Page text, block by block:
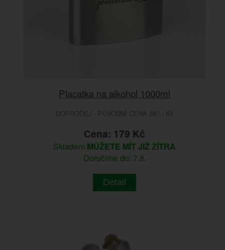
Placatka na alkohol 1000ml
DOPRODEJ - PŮVODNÍ CENA 387.- Kč
Cena: 179 Kč
Skladem MŮŽETE MÍT JIŽ ZÍTRA
Doručíme do: 7.8.
Detail